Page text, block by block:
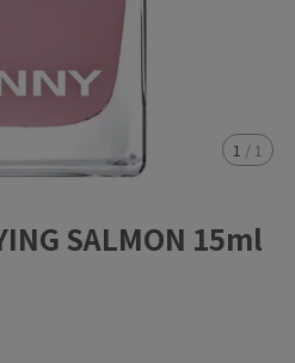
1 / 1
SALMON 15ml